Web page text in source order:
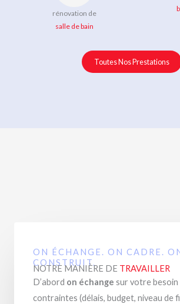
rénovation de
salle de bain
Toutes Nos Prestations
ON ÉCHANGE. ON CADRE.
CONSTRUIT.
NOTRE MANIÈRE DE TRAVAILLER
D’abord on échange sur votre besoin
contraintes (délais, budget, niveau de